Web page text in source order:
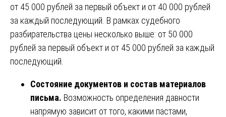
от 45 000 рублей за первый объект и от 40 000 рублей
за каждый последующий. В рамках судебного
разбирательства цены несколько выше: от 50 000
рублей за первый объект и от 45 000 рублей за каждый
последующий.
Состояние документов и состав материалов
письма. Возможность определения давности
напрямую зависит от того, какими пастами,